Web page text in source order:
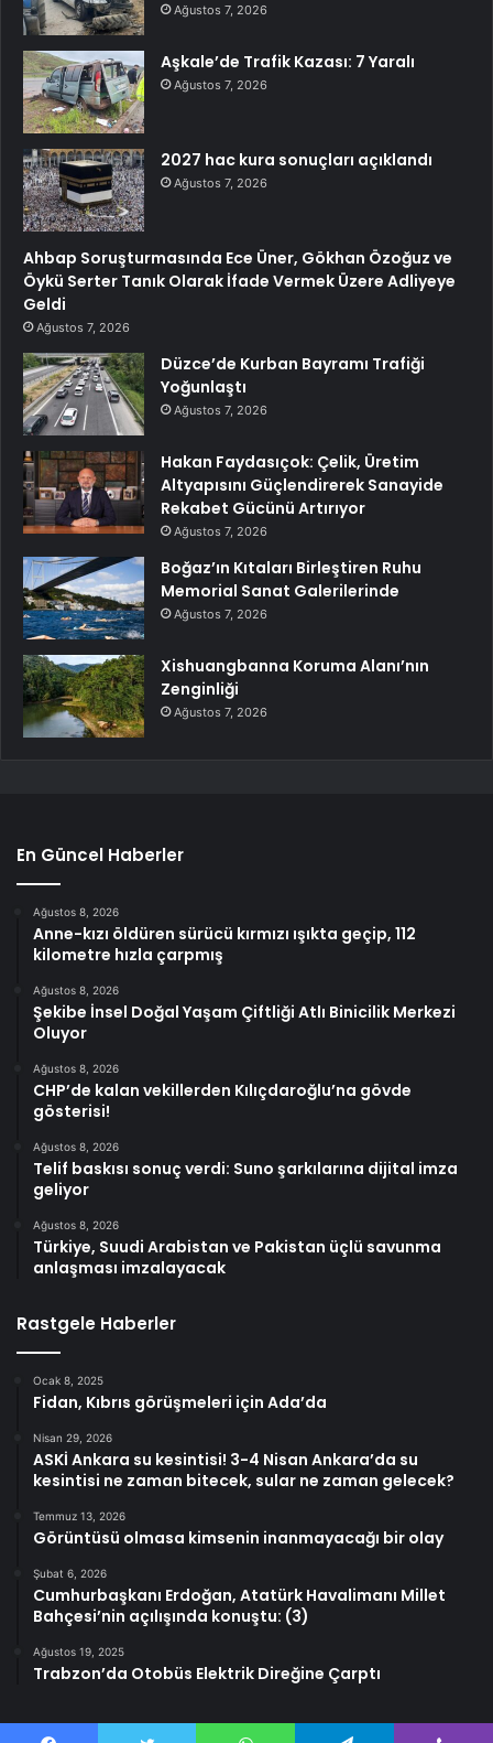
Ağustos 7, 2026
Aşkale’de Trafik Kazası: 7 Yaralı
Ağustos 7, 2026
2027 hac kura sonuçları açıklandı
Ağustos 7, 2026
Ahbap Soruşturmasında Ece Üner, Gökhan Özoğuz ve
Öykü Serter Tanık Olarak İfade Vermek Üzere Adliyeye
Geldi
Ağustos 7, 2026
Düzce’de Kurban Bayramı Trafiği
Yoğunlaştı
Ağustos 7, 2026
Hakan Faydasıçok: Çelik, Üretim
Altyapısını Güçlendirerek Sanayide
Rekabet Gücünü Artırıyor
Ağustos 7, 2026
Boğaz’ın Kıtaları Birleştiren Ruhu
Memorial Sanat Galerilerinde
Ağustos 7, 2026
Xishuangbanna Koruma Alanı’nın
Zenginliği
Ağustos 7, 2026
En Güncel Haberler
Ağustos 8, 2026
Anne-kızı öldüren sürücü kırmızı ışıkta geçip, 112
kilometre hızla çarpmış
Ağustos 8, 2026
Şekibe İnsel Doğal Yaşam Çiftliği Atlı Binicilik Merkezi
Oluyor
Ağustos 8, 2026
CHP’de kalan vekillerden Kılıçdaroğlu’na gövde
gösterisi!
Ağustos 8, 2026
Telif baskısı sonuç verdi: Suno şarkılarına dijital imza
geliyor
Ağustos 8, 2026
Türkiye, Suudi Arabistan ve Pakistan üçlü savunma
anlaşması imzalayacak
Rastgele Haberler
Ocak 8, 2025
Fidan, Kıbrıs görüşmeleri için Ada’da
Nisan 29, 2026
ASKİ Ankara su kesintisi! 3-4 Nisan Ankara’da su
kesintisi ne zaman bitecek, sular ne zaman gelecek?
Temmuz 13, 2026
Görüntüsü olmasa kimsenin inanmayacağı bir olay
Şubat 6, 2026
Cumhurbaşkanı Erdoğan, Atatürk Havalimanı Millet
Bahçesi’nin açılışında konuştu: (3)
Ağustos 19, 2025
Trabzon’da Otobüs Elektrik Direğine Çarptı